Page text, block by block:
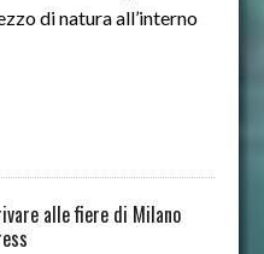
di natura all’interno
alle fiere di Milano